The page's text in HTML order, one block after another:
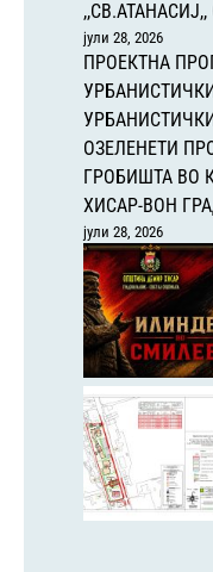
јули 28, 2026
ПРОЕКТНА
ОЗЕЛЕНЕТИ
ГРОБИШТА ВО
ХИСАР-ВОН
јули 28, 2026